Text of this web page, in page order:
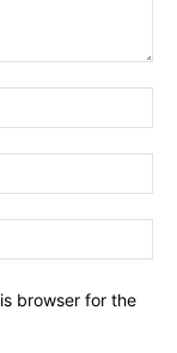
browser for the